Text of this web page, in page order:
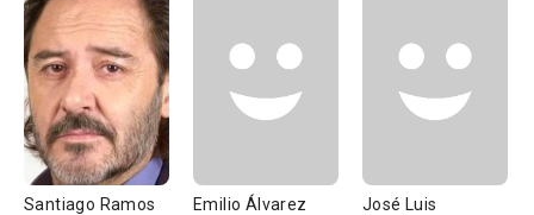
Santiago Ramos Emilio Álvarez
José Luis